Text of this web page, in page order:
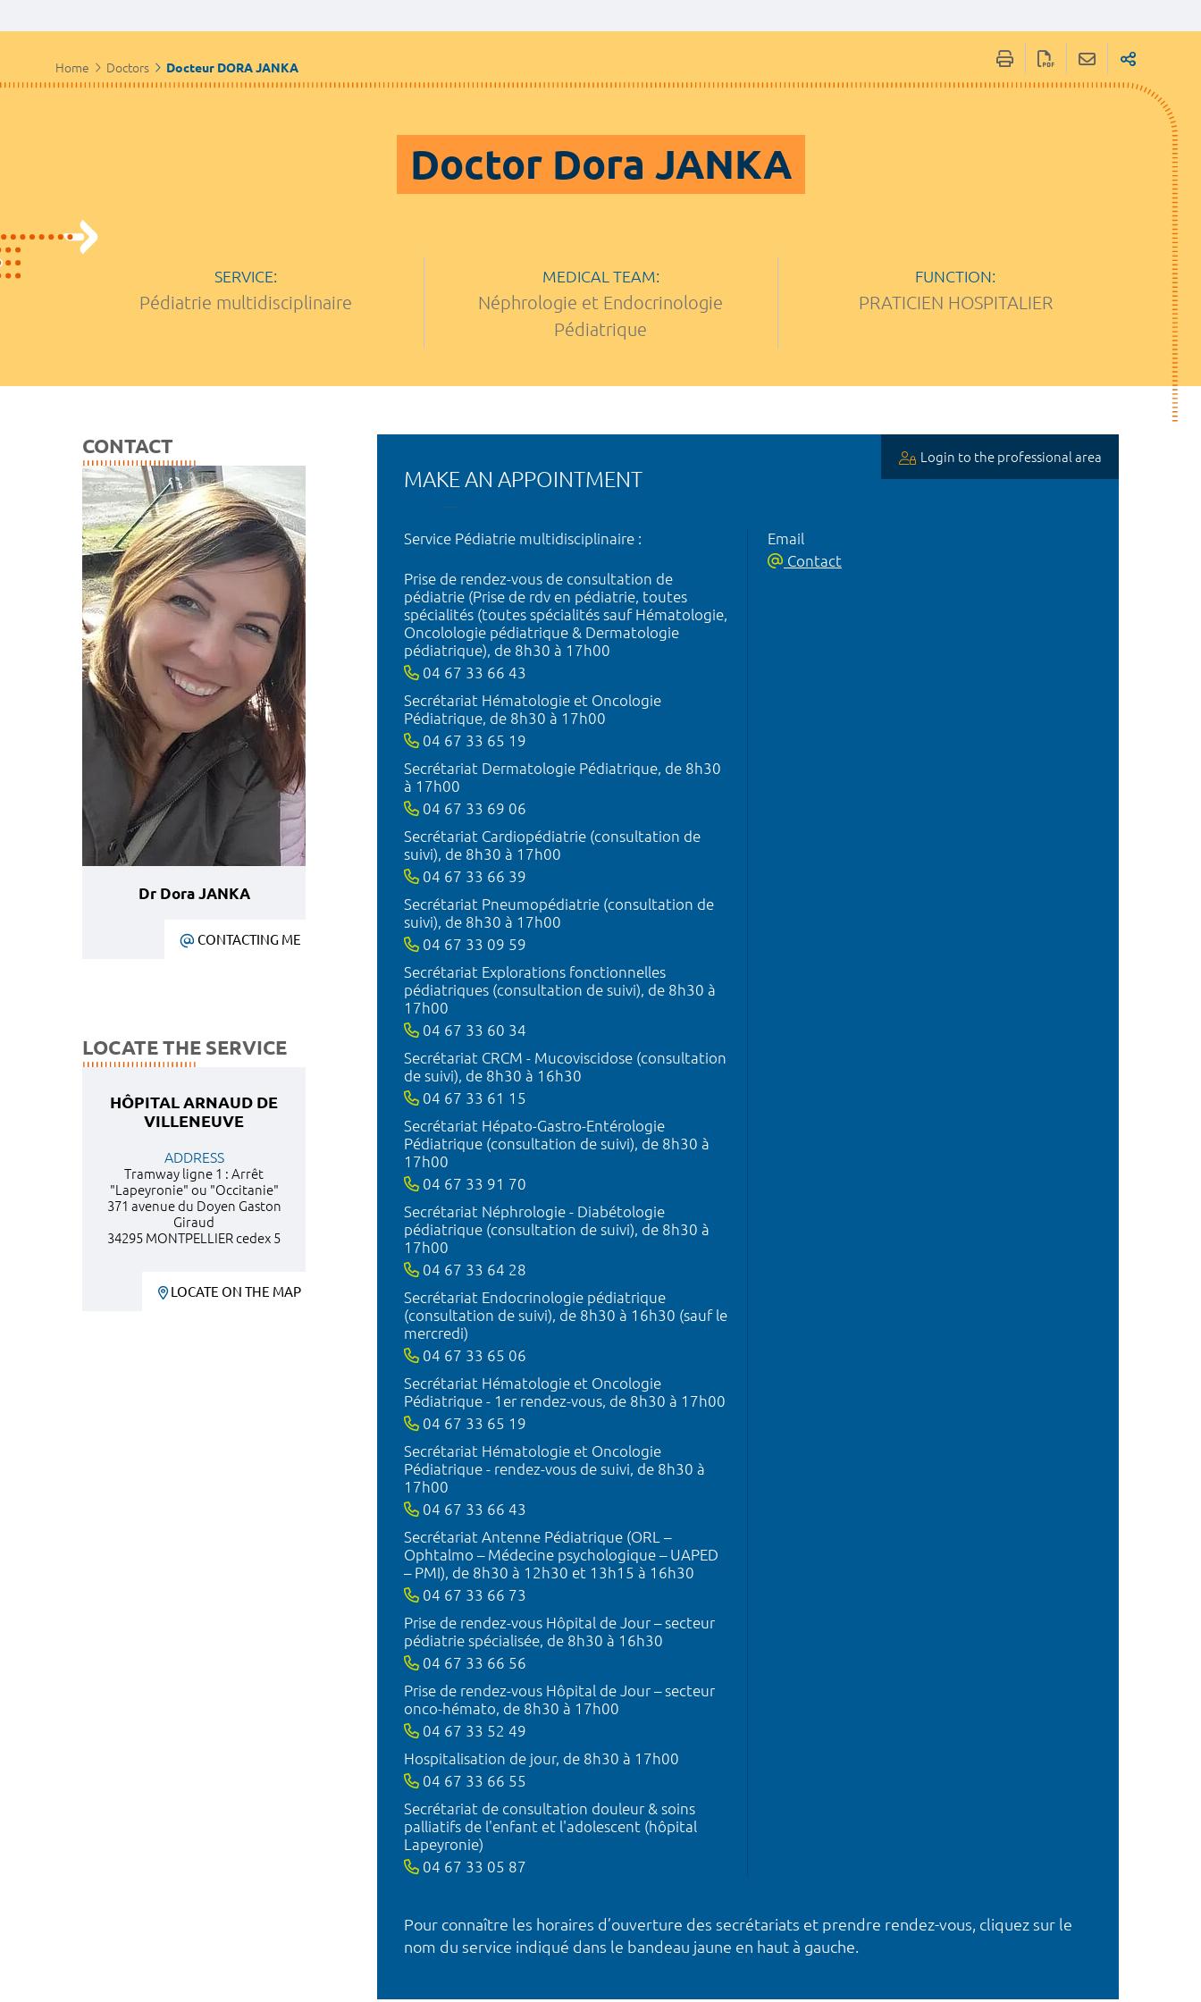
Home Doctors Docteur DORA JANKA
Doctor Dora JANKA
SERVICE:
Pédiatrie multidisciplinaire
MEDICAL TEAM:
Néphrologie et Endocrinologie
Pédiatrique
FUNCTION:
PRATICIEN HOSPITALIER
CONTACT
Dr Dora JANKA
CONTACTING ME
LOCATE THE SERVICE
HÔPITAL ARNAUD DE
VILLENEUVE
ADDRESS
Tramway ligne 1 : Arrêt
"Lapeyronie" ou "Occitanie"
371 avenue du Doyen Gaston
Giraud
34295 MONTPELLIER cedex 5
LOCATE ON THE MAP
MAKE AN APPOINTMENT
Login to the professional area
Service Pédiatrie multidisciplinaire :
Prise de rendez-vous de consultation de
pédiatrie (Prise de rdv en pédiatrie, toutes
spécialités (toutes spécialités sauf Hématologie,
Oncolologie pédiatrique & Dermatologie
pédiatrique), de 8h30 à 17h00
04 67 33 66 43
Secrétariat Hématologie et Oncologie
Pédiatrique, de 8h30 à 17h00
04 67 33 65 19
Secrétariat Dermatologie Pédiatrique, de 8h30
à 17h00
04 67 33 69 06
Secrétariat Cardiopédiatrie (consultation de
suivi), de 8h30 à 17h00
04 67 33 66 39
Secrétariat Pneumopédiatrie (consultation de
suivi), de 8h30 à 17h00
04 67 33 09 59
Secrétariat Explorations fonctionnelles
pédiatriques (consultation de suivi), de 8h30 à
17h00
04 67 33 60 34
Secrétariat CRCM - Mucoviscidose (consultation
de suivi), de 8h30 à 16h30
04 67 33 61 15
Secrétariat Hépato-Gastro-Entérologie
Pédiatrique (consultation de suivi), de 8h30 à
17h00
04 67 33 91 70
Secrétariat Néphrologie - Diabétologie
pédiatrique (consultation de suivi), de 8h30 à
17h00
04 67 33 64 28
Secrétariat Endocrinologie pédiatrique
(consultation de suivi), de 8h30 à 16h30 (sauf le
mercredi)
04 67 33 65 06
Secrétariat Hématologie et Oncologie
Pédiatrique - 1er rendez-vous, de 8h30 à 17h00
04 67 33 65 19
Secrétariat Hématologie et Oncologie
Pédiatrique - rendez-vous de suivi, de 8h30 à
17h00
04 67 33 66 43
Secrétariat Antenne Pédiatrique (ORL –
Ophtalmo – Médecine psychologique – UAPED
– PMI), de 8h30 à 12h30 et 13h15 à 16h30
04 67 33 66 73
Prise de rendez-vous Hôpital de Jour – secteur
pédiatrie spécialisée, de 8h30 à 16h30
04 67 33 66 56
Prise de rendez-vous Hôpital de Jour – secteur
onco-hémato, de 8h30 à 17h00
04 67 33 52 49
Hospitalisation de jour, de 8h30 à 17h00
04 67 33 66 55
Secrétariat de consultation douleur & soins
palliatifs de l'enfant et l'adolescent (hôpital
Lapeyronie)
04 67 33 05 87
Email
Contact
Pour connaître les horaires d’ouverture des secrétariats et prendre rendez-vous, cliquez sur le
nom du service indiqué dans le bandeau jaune en haut à gauche.